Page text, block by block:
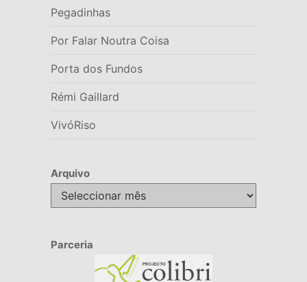
Pegadinhas
Por Falar Noutra Coisa
Porta dos Fundos
Rémi Gaillard
VivóRiso
Arquivo
Arquivo
Parceria